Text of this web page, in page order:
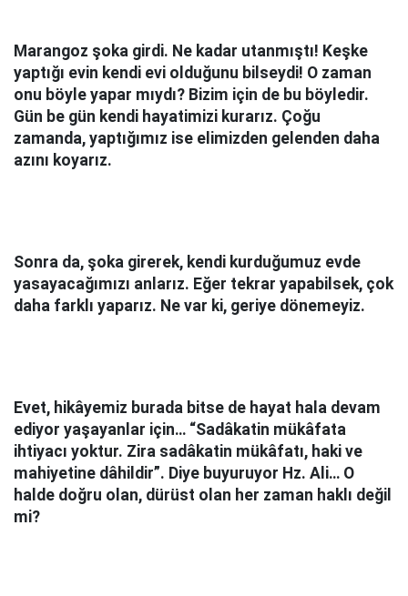
Marangoz şoka girdi. Ne kadar utanmıştı! Keşke
yaptığı evin kendi evi olduğunu bilseydi! O zaman
onu böyle yapar mıydı? Bizim için de bu böyledir.
Gün be gün kendi hayatimizi kurarız. Çoğu
zamanda, yaptığımız ise elimizden gelenden daha
azını koyarız.
Sonra da, şoka girerek, kendi kurduğumuz evde
yasayacağımızı anlarız. Eğer tekrar yapabilsek, çok
daha farklı yaparız. Ne var ki, geriye dönemeyiz.
Evet, hikâyemiz burada bitse de hayat hala devam
ediyor yaşayanlar için… “Sadâkatin mükâfata
ihtiyacı yoktur. Zira sadâkatin mükâfatı, haki ve
mahiyetine dâhildir”. Diye buyuruyor Hz. Ali… O
halde doğru olan, dürüst olan her zaman haklı değil
mi?